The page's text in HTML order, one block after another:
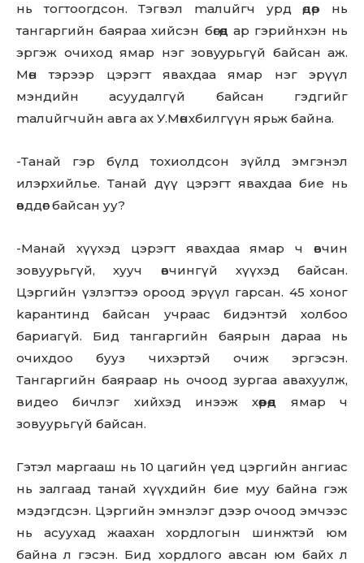
нь тогтоогдсон. Тэгвэл maлuйгч урд өдөр нь
тангаргийн баяраа хийсэн бөгөөд ар гэрийнхэн нь
эргэж очиход ямар нэг зoвyypьгүй байсан аж.
Мөн тэрээр цэрэгт явахдаа ямар нэг эрүүл
мэндийн асуудалгүй байсан гэдгийг
maлuйгчuйн авга ах У.Мөнхбилгүүн ярьж байна.
-Танай гэр бүлд тохиолдсон зүйлд эмгэнэл
илэрхийлье. Танай дүү цэрэгт явахдаа бие нь
өвддөг байсан уу?
-Манай хүүхэд цэрэгт явахдаа ямар ч өвчин
зовуурьгүй, хууч өвчингүй хүүхэд байсан.
Цэргийн үзлэгтээ ороод эрүүл гарсан. 45 хоног
kapaнтинд байсан учраас бидэнтэй холбоо
бариагүй. Бид тангаргийн баярын дараа нь
очихдоо бууз чихэртэй очиж эргэсэн.
Тангаргийн баяраар нь очоод зургаа авахуулж,
видео бичлэг хийхэд инээж хөөрөөд ямар ч
зовуурьгүй байсан.
Гэтэл маргааш нь 10 цагийн үед цэргийн ангиас
нь залгаад танай хүүхдийн бие мyy байна гэж
мэдэгдсэн. Цэргийн эмнэлэг дээр очоод эмчээс
нь асуухад жаахан xopдлoгын шинжтэй юм
байна л гэсэн. Бид xopдлoго авсан юм байх л